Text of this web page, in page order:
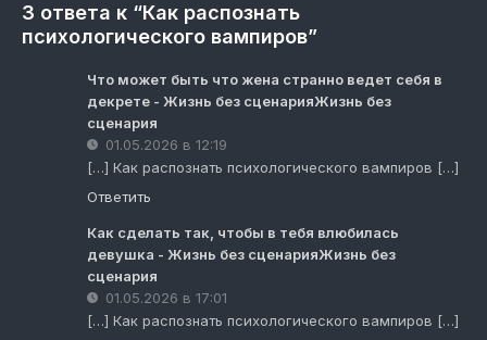
3 ответа к “Как распознать
психологического вампиров”
Что может быть что жена странно ведет себя в
декрете - Жизнь без сценарияЖизнь без
сценария
01.05.2026 в 12:19
[…] Как распознать психологического вампиров […]
Ответить
Как сделать так, чтобы в тебя влюбилась
девушка - Жизнь без сценарияЖизнь без
сценария
01.05.2026 в 17:01
[…] Как распознать психологического вампиров […]